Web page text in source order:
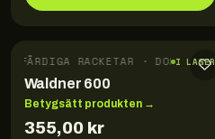
FÄRDIGA RACKETAR · DONICI LAGER
Waldner 600
Betygsätt produkten →
355,00kr